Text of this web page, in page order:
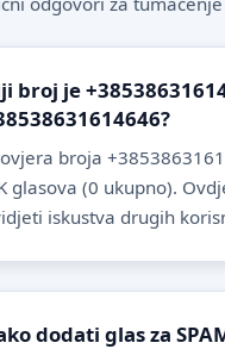
broj je
broja
glasova (0 ukupno).
iskustva drugih
dodati glas za